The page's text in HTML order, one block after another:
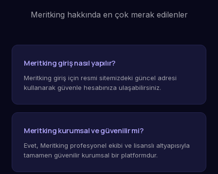
Meritking hakkında en çok merak edilenler
Meritking giriş nasıl yapılır?
Meritking giriş için resmi sitemizdeki güncel adresi
kullanarak güvenle hesabınıza ulaşabilirsiniz.
Meritking kurumsal ve güvenilir mi?
Evet, Meritking profesyonel ekibi ve lisanslı altyapısıyla
tamamen güvenilir kurumsal bir platformdur.